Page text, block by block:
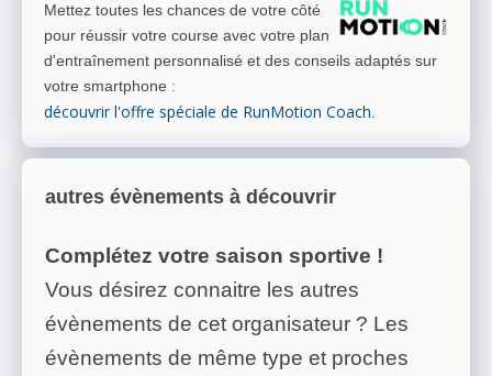
Mettez toutes les chances de votre côté
pour réussir votre course avec votre plan
d'entraînement personnalisé et des conseils adaptés sur
votre smartphone :
découvrir l'offre spéciale de RunMotion Coach.
autres évènements à découvrir
Complétez votre saison sportive !
Vous désirez connaitre les autres
évènements de cet organisateur ? Les
évènements de même type et proches